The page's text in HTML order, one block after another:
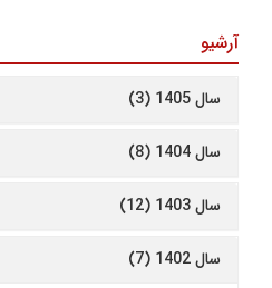
آرشیو
سال 1405 (3)
سال 1404 (8)
سال 1403 (12)
سال 1402 (7)